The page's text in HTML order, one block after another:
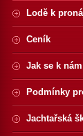
Lodě k
Ceník
Jak se k
Podmínky
Jachtařská